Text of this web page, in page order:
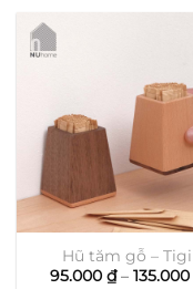
Hũ tăm gỗ – Tigi
95.000 ₫ – 135.000